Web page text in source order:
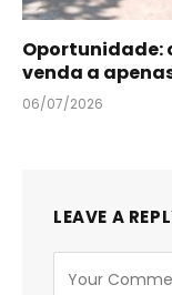
Oportunidade:
venda a
06/07/2026
LEAVE A